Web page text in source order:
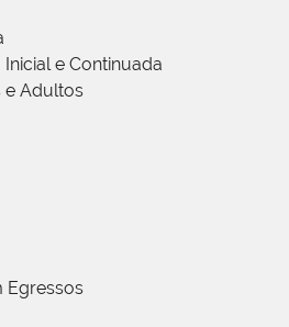
e Continuada
e Adultos
Egressos